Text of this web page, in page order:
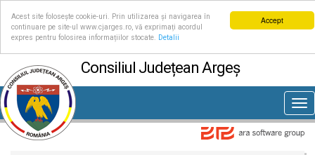
Accept
Acest site folosește cookie-uri. Prin utilizarea și navigarea în
continuare pe site-ul www.cjarges.ro, vă exprimați acordul
expres pentru folosirea informațiilor stocate.
Detalii
Consiliul Județean Argeș